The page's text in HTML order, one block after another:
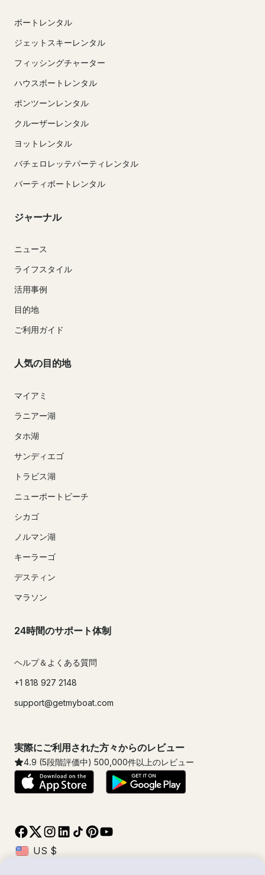
ボートレンタル
ジェットスキーレンタル
フィッシングチャーター
ハウスボートレンタル
ポンツーンレンタル
クルーザーレンタル
ヨットレンタル
バチェロレッテパーティレンタル
パーティボートレンタル
ジャーナル
ニュース
ライフスタイル
活用事例
目的地
ご利用ガイド
人気の目的地
マイアミ
ラニアー湖
タホ湖
サンディエゴ
トラビス湖
ニューポートビーチ
シカゴ
ノルマン湖
キーラーゴ
デスティン
マラソン
24時間のサポート体制
ヘルプ＆よくある質問
+1 818 927 2148
support@getmyboat.com
実際にご利用された方々からのレビュー
4.9 (5段階評価中) 500,000件以上のレビュー